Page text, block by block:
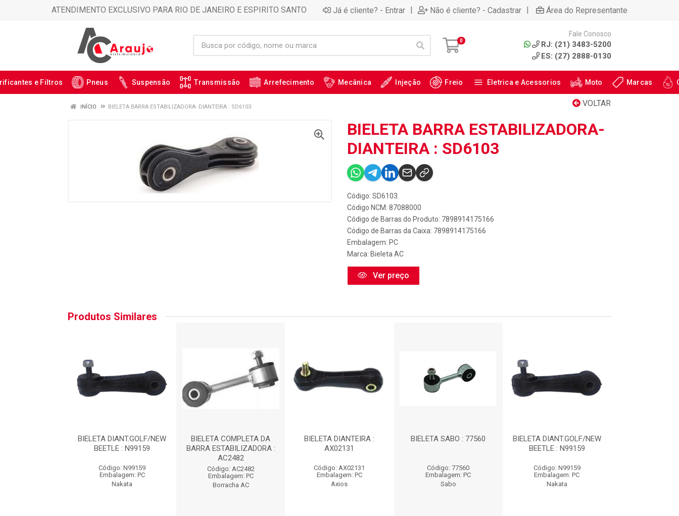
ATENDIMENTO EXCLUSIVO PARA RIO DE JANEIRO E ESPIRITO SANTO Já é cliente? - Entrar | Não é cliente? - Cadastrar | Área do Representante
0
Fale Conosco
RJ: (21) 3483-5200
ES: (27) 2888-0130
e Filtros Pneus Suspensão Transmissão Arrefecimento Mecânica Injeção Freio Eletrica e Acessorios Moto Marcas
VOLTAR
INÍCIO BIELETA BARRA ESTABILIZADORA- DIANTEIRA : SD6103
BIELETA BARRA ESTABILIZADORA-
DIANTEIRA : SD6103
Código: SD6103
Código NCM: 87088000
Código de Barras do Produto: 7898914175166
Código de Barras da Caixa: 7898914175166
Embalagem: PC
Marca: Bieleta AC
Ver preço
Produtos Similares
BIELETA DIANT.GOLF/NEW
BEETLE : N99159
Código: N99159
Embalagem: PC
Nakata
BIELETA COMPLETA DA
BARRA ESTABILIZADORA :
AC2482
Código: AC2482
Embalagem: PC
Borracha AC
BIELETA DIANTEIRA :
AX02131
Código: AX02131
Embalagem: PC
Axios
BIELETA SABO : 77560
Código: 77560
Embalagem: PC
Sabo
BIELETA DIANT.GOLF/NEW
BEETLE : N99159
Código: N99159
Embalagem: PC
Nakata